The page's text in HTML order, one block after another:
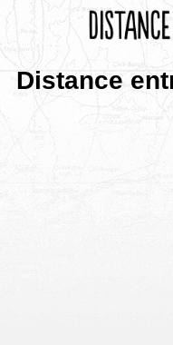
Distance